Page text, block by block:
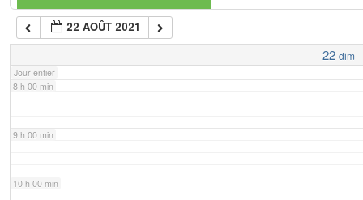
22 AOÛT 2021
22 dim
Jour entier
7 h 00 min
8 h 00 min
9 h 00 min
10 h 00 min